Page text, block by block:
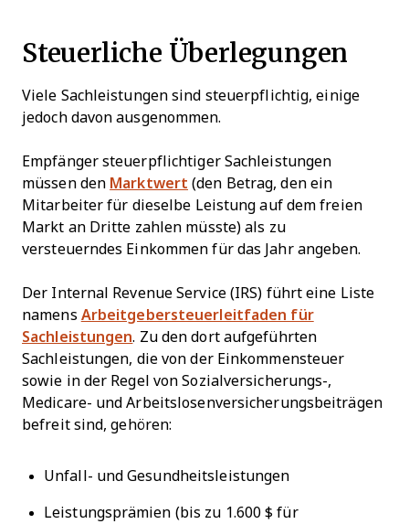
Steuerliche Überlegungen
Viele Sachleistungen sind steuerpflichtig, einige
jedoch davon ausgenommen.
Empfänger steuerpflichtiger Sachleistungen
müssen den Marktwert (den Betrag, den ein
Mitarbeiter für dieselbe Leistung auf dem freien
Markt an Dritte zahlen müsste) als zu
versteuerndes Einkommen für das Jahr angeben.
Der Internal Revenue Service (IRS) führt eine Liste
namens Arbeitgebersteuerleitfaden für
Sachleistungen. Zu den dort aufgeführten
Sachleistungen, die von der Einkommensteuer
sowie in der Regel von Sozialversicherungs-,
Medicare- und Arbeitslosenversicherungsbeiträgen
befreit sind, gehören:
Unfall- und Gesundheitsleistungen
Leistungsprämien (bis zu 1.600 $ für